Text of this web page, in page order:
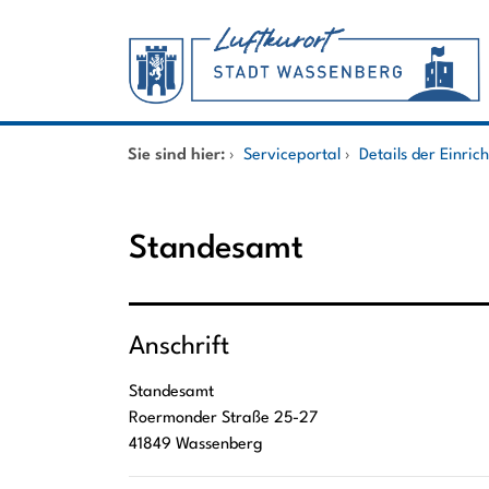
Startseite
Mitarbeitende A-Z
Sie sind hier: › Serviceportal › Details der
Standesamt
Anschrift
Standesamt
Roermonder Straße 25-27
41849 Wassenberg